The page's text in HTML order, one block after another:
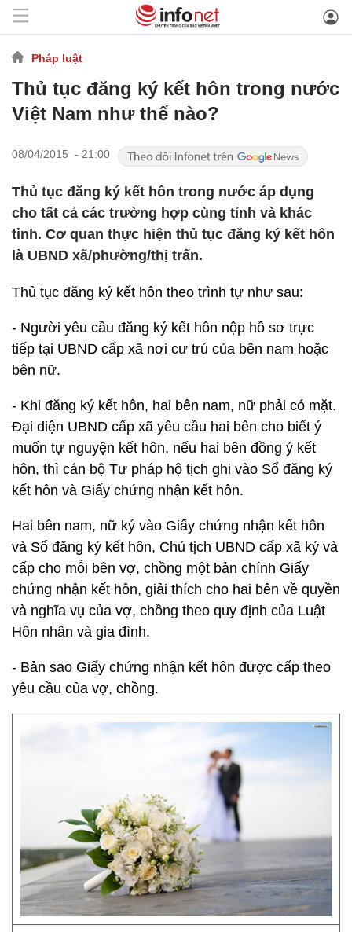
Pháp luật
Thủ tục đăng ký kết hôn trong nước
Việt Nam như thế nào?
08/04/2015 - 21:00
Thủ tục đăng ký kết hôn trong nước áp dụng
cho tất cả các trường hợp cùng tỉnh và khác
tỉnh. Cơ quan thực hiện thủ tục đăng ký kết hôn
là UBND xã/phường/thị trấn.
Thủ tục đăng ký kết hôn theo trình tự như sau:
- Người yêu cầu đăng ký kết hôn nộp hồ sơ trực
tiếp tại UBND cấp xã nơi cư trú của bên nam hoặc
bên nữ.
- Khi đăng ký kết hôn, hai bên nam, nữ phải có mặt.
Đại diện UBND cấp xã yêu cầu hai bên cho biết ý
muốn tự nguyện kết hôn, nếu hai bên đồng ý kết
hôn, thì cán bộ Tư pháp hộ tịch ghi vào Sổ đăng ký
kết hôn và Giấy chứng nhận kết hôn.
Hai bên nam, nữ ký vào Giấy chứng nhận kết hôn
và Sổ đăng ký kết hôn, Chủ tịch UBND cấp xã ký và
cấp cho mỗi bên vợ, chồng một bản chính Giấy
chứng nhận kết hôn, giải thích cho hai bên về quyền
và nghĩa vụ của vợ, chồng theo quy định của Luật
Hôn nhân và gia đình.
- Bản sao Giấy chứng nhận kết hôn được cấp theo
yêu cầu của vợ, chồng.